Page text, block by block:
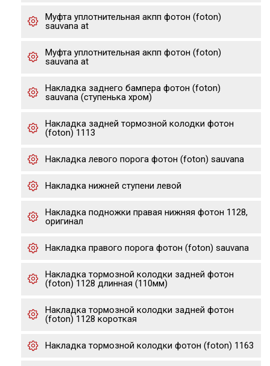
Муфта уплотнительная акпп фотон (foton)
sauvana at
Муфта уплотнительная акпп фотон (foton)
sauvana at
Накладка заднего бампера фотон (foton)
sauvana (ступенька хром)
Накладка задней тормозной колодки фотон
(foton) 1113
Накладка левого порога фотон (foton) sauvana
Накладка нижней ступени левой
Накладка подножки правая нижняя фотон 1128,
оригинал
Накладка правого порога фотон (foton) sauvana
Накладка тормозной колодки задней фотон
(foton) 1128 длинная (110мм)
Накладка тормозной колодки задней фотон
(foton) 1128 короткая
Накладка тормозной колодки фотон (foton) 1163